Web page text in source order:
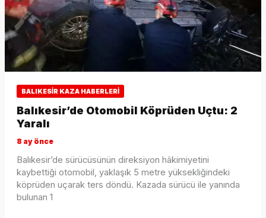
BALIKESIR KAZA HABERLERI
Balıkesir’de Otomobil Köprüden Uçtu: 2
Yaralı
8 ay önce
Balıkesir’de sürücüsünün direksiyon hâkimiyetini
kaybettiği otomobil, yaklaşık 5 metre yüksekliğindeki
köprüden uçarak ters döndü. Kazada sürücü ile yanında
bulunan 1